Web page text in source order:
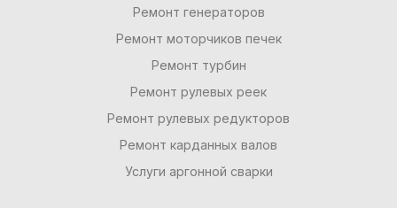
Ремонт генераторов
Ремонт моторчиков печек
Ремонт турбин
Ремонт рулевых реек
Ремонт рулевых редукторов
Ремонт карданных валов
Услуги аргонной сварки